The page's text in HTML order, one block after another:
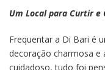
Um Local para Curtir e
Frequentar a Di Bari é
decoração charmosa
cuidadoso, tudo foi